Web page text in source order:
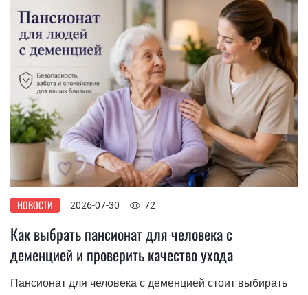
НОВОСТИ 2026-07-30 72
Как выбрать пансионат для человека с
деменцией и проверить качество ухода
Пансионат для человека с деменцией стоит выбирать